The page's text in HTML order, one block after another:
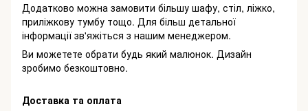
Додатково можна замовити більшу шафу, стіл, ліжко,
приліжкову тумбу тощо. Для більш детальної
інформації зв'яжіться з нашим менеджером.
Ви можетете обрати будь який малюнок. Дизайн
зробимо безкоштовно.
Доставка та оплата